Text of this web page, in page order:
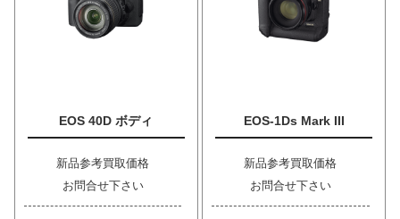
EOS 40D ボディ
新品参考買取価格
お問合せ下さい
EOS-1Ds Mark III
新品参考買取価格
お問合せ下さい